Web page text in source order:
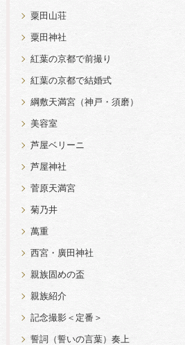
粟田山荘
粟田神社
紅葉の京都で前撮り
紅葉の京都で結婚式
綱敷天満宮（神戸・須磨）
美容室
芦屋ベリーニ
芦屋神社
菅原天満宮
菊乃井
萬重
西宮・廣田神社
親族固めの盃
親族紹介
記念撮影＜定番＞
誓詞（誓いの言葉）奏上